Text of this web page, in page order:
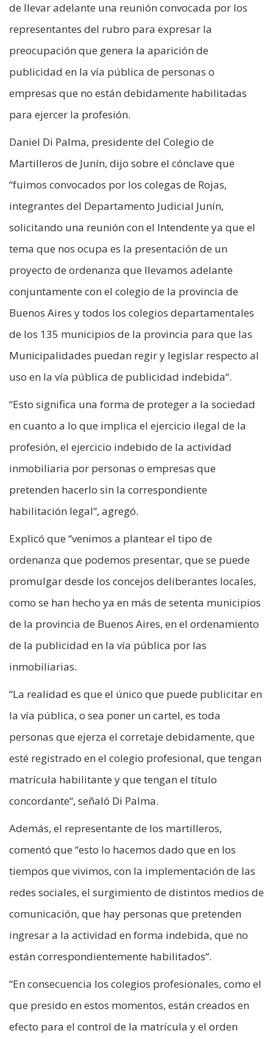
de llevar adelante una reunión convocada por los
representantes del rubro para expresar la
preocupación que genera la aparición de
publicidad en la vía pública de personas o
empresas que no están debidamente habilitadas
para ejercer la profesión.
Daniel Di Palma, presidente del Colegio de
Martilleros de Junín, dijo sobre el cónclave que
“fuimos convocados por los colegas de Rojas,
integrantes del Departamento Judicial Junín,
solicitando una reunión con el Intendente ya que el
tema que nos ocupa es la presentación de un
proyecto de ordenanza que llevamos adelante
conjuntamente con el colegio de la provincia de
Buenos Aires y todos los colegios departamentales
de los 135 municipios de la provincia para que las
Municipalidades puedan regir y legislar respecto al
uso en la vía pública de publicidad indebida“.
“Esto significa una forma de proteger a la sociedad
en cuanto a lo que implica el ejercicio ilegal de la
profesión, el ejercicio indebido de la actividad
inmobiliaria por personas o empresas que
pretenden hacerlo sin la correspondiente
habilitación legal“, agregó.
Explicó que “venimos a plantear el tipo de
ordenanza que podemos presentar, que se puede
promulgar desde los concejos deliberantes locales,
como se han hecho ya en más de setenta municipios
de la provincia de Buenos Aires, en el ordenamiento
de la publicidad en la vía pública por las
inmobiliarias.
“La realidad es que el único que puede publicitar en
la vía pública, o sea poner un cartel, es toda
personas que ejerza el corretaje debidamente, que
esté registrado en el colegio profesional, que tengan
matrícula habilitante y que tengan el título
concordante“, señaló Di Palma.
Además, el representante de los martilleros,
comentó que “esto lo hacemos dado que en los
tiempos que vivimos, con la implementación de las
redes sociales, el surgimiento de distintos medios de
comunicación, que hay personas que pretenden
ingresar a la actividad en forma indebida, que no
están correspondientemente habilitados“.
“En consecuencia los colegios profesionales, como el
que presido en estos momentos, están creados en
efecto para el control de la matrícula y el orden